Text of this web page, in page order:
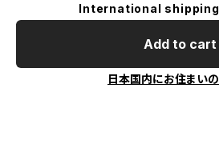
International
Add to cart
日本国内にお住まい